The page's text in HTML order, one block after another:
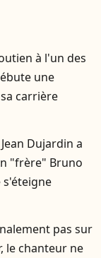
à l'un des
une
carrière
Dujardin a
"frère" Bruno
s'éteigne
pas sur
le chanteur ne